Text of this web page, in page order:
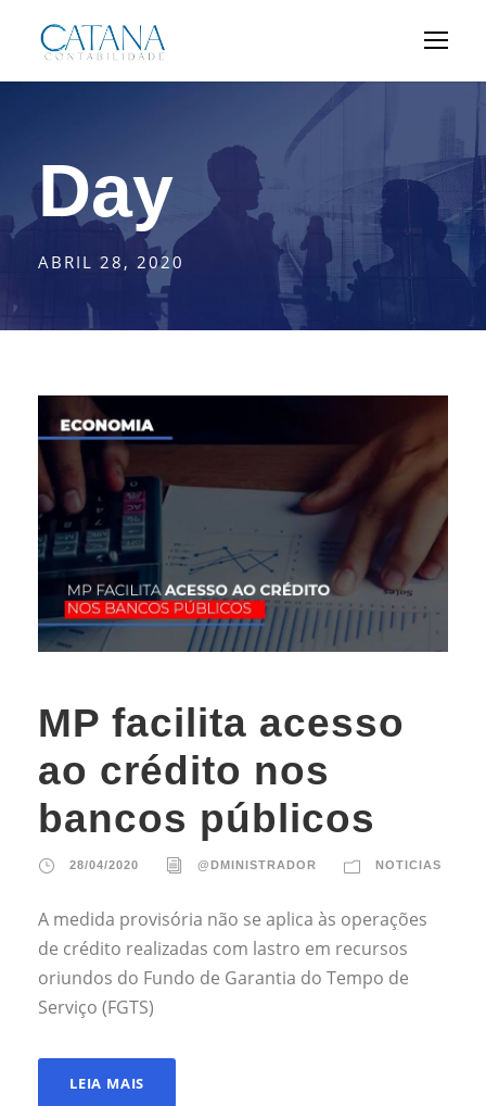
Day
ABRIL 28, 2020
MP facilita acesso
ao crédito nos
bancos públicos
28/04/2020 @DMINISTRADOR NOTICIAS
A medida provisória não se aplica às operações
de crédito realizadas com lastro em recursos
oriundos do Fundo de Garantia do Tempo de
Serviço (FGTS)
LEIA MAIS